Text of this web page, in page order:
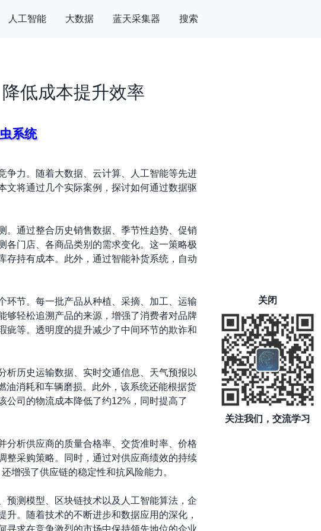
人工智能 大数据 蓝天采集器 搜索
低成本提升效率
系统
争力。随着大数据、云计算、人工智能等先进
文将通过几个实际案例，探讨如何通过数据驱
。通过整合历史销售数据、季节性趋势、促销
各门店、各商品类别的需求变化。这一策略极
存持有成本。此外，通过智能补货系统，自动
环节。每一批产品从种植、采摘、加工、运输
够轻松追溯产品的来源，增强了消费者对品牌
疵等。透明度的提升减少了中间环节的欺诈和
析历史运输数据、实时交通信息、天气预报以
油消耗和车辆磨损。此外，该系统还能根据货
公司的物流成本降低了约12%，同时提高了
分析供应商的质量合格率、交货准时率、价格
整采购策略。同时，通过对供应商绩效的持续
增强了供应链的稳定性和抗风险能力。
预测模型、区块链技术以及人工智能算法，企
。随着技术的不断进步和数据应用的深化，
寻求在竞争激烈的市场中保持领先地位的企业
关闭
关注我们，交流学习